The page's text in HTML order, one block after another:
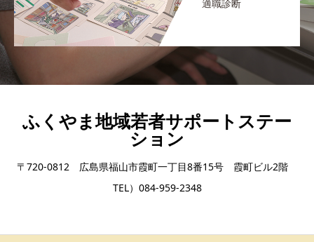
適職診断
ふくやま地域若者サポートステー
ション
〒720-0812 広島県福山市霞町一丁目8番15号 霞町ビル2階
TEL）084-959-2348